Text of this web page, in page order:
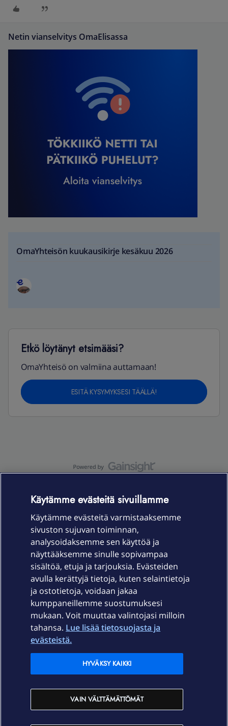
Netin vianselvitys OmaElisassa
OmaYhteisön kuukausikirje kesäkuu 2026
Etkö löytänyt etsimääsi?
OmaYhteisö on valmiina auttamaan!
ESITÄ KYSYMYKSESI TÄÄLLÄ!
Laitteet & liittymät
Palvelut
Ajankohtaista
Elisa Oyj
In English
Käytämme evästeitä sivuillamme
Käytämme evästeitä varmistaaksemme
sivuston sujuvan toiminnan,
analysoidaksemme sen käyttöä ja
näyttääksemme sinulle sopivampaa
sisältöä, etuja ja tarjouksia. Evästeiden
avulla kerättyjä tietoja, kuten selaintietoja
ja ostotietoja, voidaan jakaa
kumppaneillemme suostumuksesi
mukaan. Voit muuttaa valintojasi milloin
tahansa. Lue lisää tietosuojasta ja
evästeistä.
VAIN VÄLTTÄMÄTTÖMÄT
HYVÄKSY KAIKKI